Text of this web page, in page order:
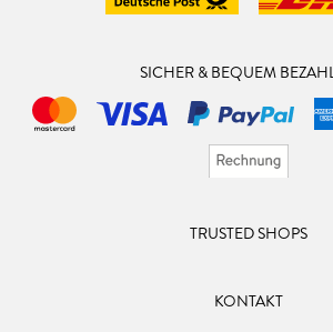
SICHER & BEQUEM
TRUSTED SHOPS
KONTAKT